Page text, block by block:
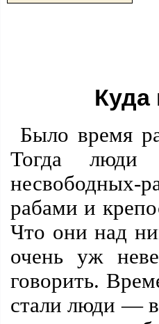
Куда
Было время
Тогда люди
несвободных-
рабами и
Что они над
очень уж
говорить.
стали люди —